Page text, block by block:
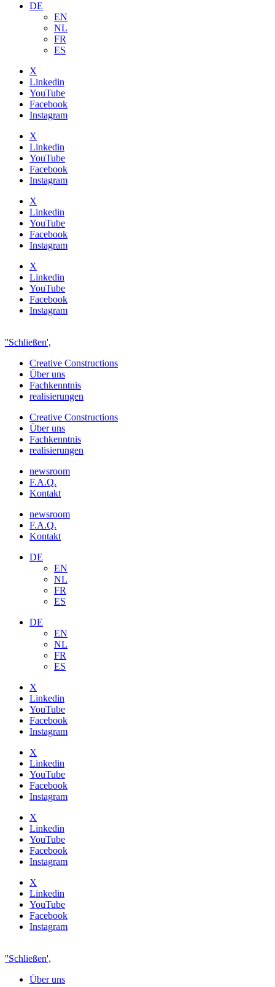
DE
EN
NL
FR
ES
X
Linkedin
YouTube
Facebook
Instagram
X
Linkedin
YouTube
Facebook
Instagram
X
Linkedin
YouTube
Facebook
Instagram
X
Linkedin
YouTube
Facebook
Instagram
''Schließen',
Creative Constructions
Über uns
Fachkenntnis
realisierungen
Creative Constructions
Über uns
Fachkenntnis
realisierungen
newsroom
F.A.Q.
Kontakt
newsroom
F.A.Q.
Kontakt
DE
EN
NL
FR
ES
DE
EN
NL
FR
ES
X
Linkedin
YouTube
Facebook
Instagram
X
Linkedin
YouTube
Facebook
Instagram
X
Linkedin
YouTube
Facebook
Instagram
X
Linkedin
YouTube
Facebook
Instagram
''Schließen',
Über uns